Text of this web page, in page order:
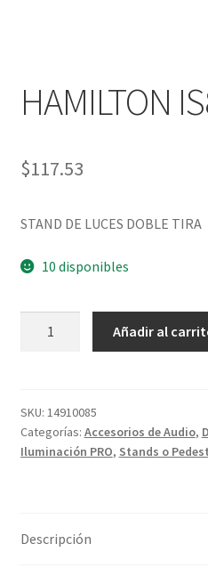
HAMILTON
$117.53
STAND DE LUCES DOBLE TIRA
10 disponibles
Añadir al
SKU: 14910085
Categorías: Accesorios de Audio,
Iluminación PRO, Stands o
Descripción